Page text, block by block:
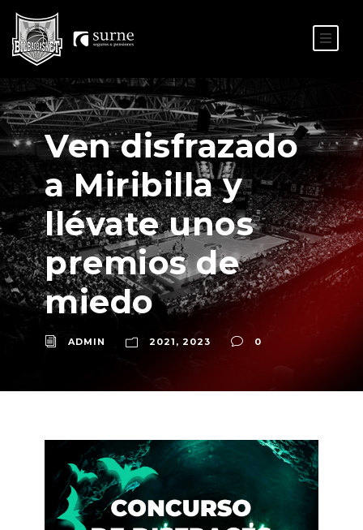
Ven disfrazado
a Miribilla y
llévate unos
premios de
miedo
ADMIN 2021 , 2023 0